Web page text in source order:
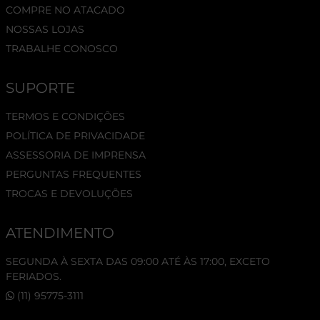
COMPRE NO ATACADO
NOSSAS LOJAS
TRABALHE CONOSCO
SUPORTE
TERMOS E CONDIÇÕES
POLÍTICA DE PRIVACIDADE
ASSESSORIA DE IMPRENSA
PERGUNTAS FREQUENTES
TROCAS E DEVOLUÇÕES
ATENDIMENTO
SEGUNDA À SEXTA DAS 09:00 ATÉ ÀS 17:00, EXCETO
FERIADOS.
(11) 95775-3111